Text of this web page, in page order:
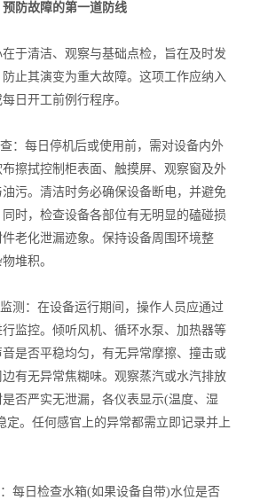
预防故障的第一道防线
清洁、观察与基础点检，旨在及时发
止其演变为重大故障。这项工作应纳入
日开工前例行程序。
每日停机后或使用前，需对设备内外
擦拭控制柜表面、触摸屏、观察窗及外
污。清洁时务必确保设备断电，并避免
时，检查设备各部位有无明显的磕碰损
老化泄漏迹象。保持设备周围环境整
堆积。
：在设备运行期间，操作人员应通过
监控。倾听风机、循环水泵、加热器等
是否平稳均匀，有无异常摩擦、撞击或
有无异常焦糊味。观察蒸汽或水汽排放
否严实无泄漏，各仪表显示(温度、湿
定。任何感官上的异常都需立即记录并上
日检查水箱(如果设备自带)水位是否